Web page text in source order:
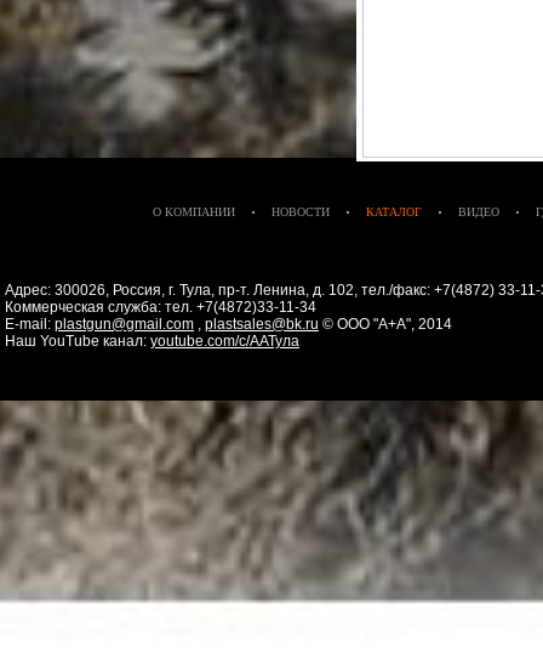
О КОМПАНИИ НОВОСТИ КАТАЛОГ ВИДЕО
Адрес: 300026, Россия, г. Тула, пр-т. Ленина, д. 102, тел./факс: +7(4872) 33-
Коммерческая служба: тел. +7(4872)33-11-34
E-mail: plastgun@gmail.com , plastsales@bk.ru © ООО "А+А", 2014
Наш YouTube канал: youtube.com/c/ААТула